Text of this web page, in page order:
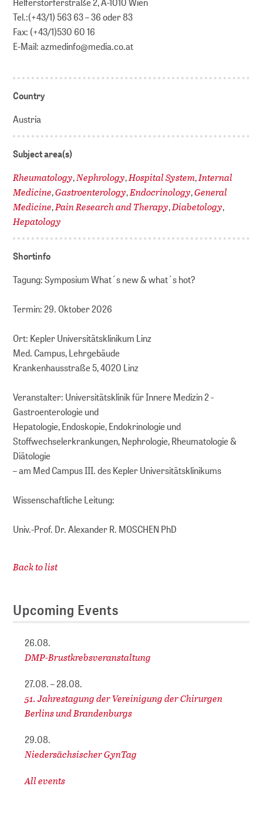
Tel.:(+43/1) 563 63 – 36 oder 83
Fax: (+43/1)530 60 16
E-Mail: azmedinfo@media.co.at
Country
Austria
Subject area(s)
Rheumatology,Nephrology,Hospital System,Internal
Medicine,Gastroenterology,Endocrinology,General
Medicine,Pain Research and Therapy,Diabetology,
Hepatology
Shortinfo
Tagung: Symposium What´s new & what´s hot?
Termin: 29. Oktober 2026
Ort: Kepler Universitätsklinikum Linz
Med. Campus, Lehrgebäude
Krankenhausstraße 5, 4020 Linz
Veranstalter: Universitätsklinik für Innere Medizin 2 -
Gastroenterologie und
Hepatologie, Endoskopie, Endokrinologie und
Stoffwechselerkrankungen, Nephrologie, Rheumatologie &
Diätologie
– am Med Campus III. des Kepler Universitätsklinikums
Wissenschaftliche Leitung:
Univ.-Prof. Dr. Alexander R. MOSCHEN PhD
Back to list
Upcoming Events
26.08.
DMP-Brustkrebsveranstaltung
27.08. – 28.08.
51. Jahrestagung der Vereinigung der Chirurgen
Berlins und Brandenburgs
29.08.
Niedersächsischer GynTag
All events